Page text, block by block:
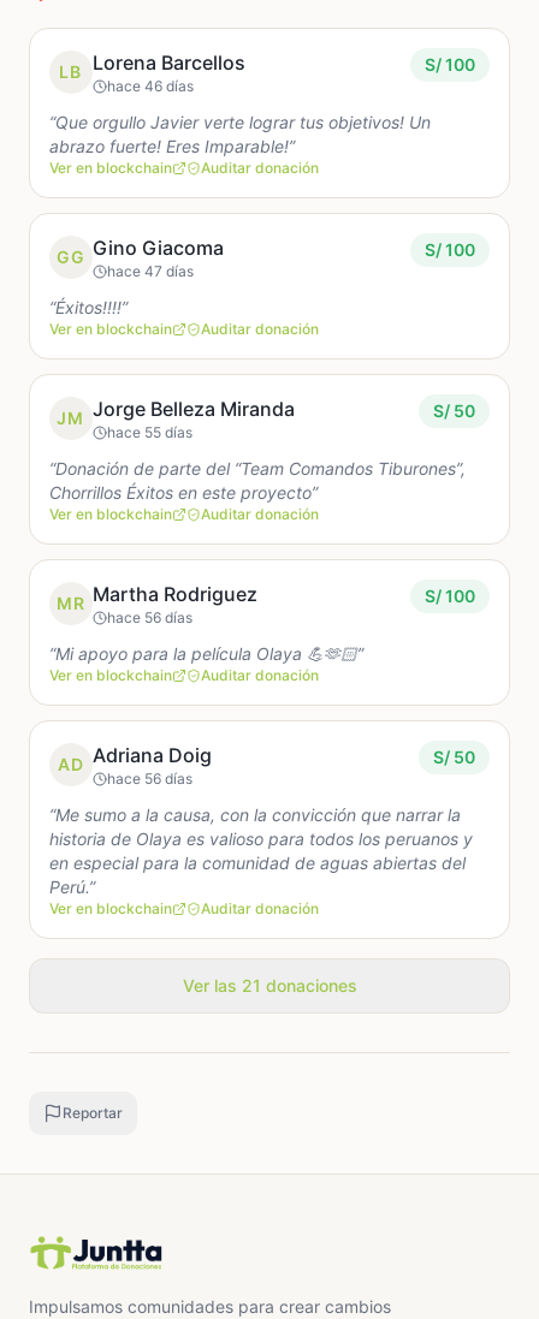
de sonido, colorización, música, marketing y
distribución. Estos procesos son fundamentales
para que Olaya: La Película pueda llegar al público
con la calidad necesaria para emocionar, inspirar y
representar dignamente al cine peruano.
Creemos profundamente que esta película puede
tener un impacto importante en el país. En una
época donde necesitamos más historias que unan
recuerden el poder de la perseverancia y la
identidad peruana, Olaya busca convertirse en una
obra que inspire a jóvenes, familias y futuras
generaciones de cineastas.
Cada aporte, grande o pequeño, significa
muchísimo para nosotros. No solo estarán
ayudando a terminar una película; estarán ayudando
a demostrar que el cine peruano independiente sí
puede salir adelante cuando las personas se unen
detrás de una historia con corazón.
Queremos invitarte a ser parte de este sueño.
Acompáñanos en el último tramo de este viaje y
ayúdanos a llevar Olaya: La Película hasta la
pantalla.
Porque esta historia no solo es nuestra.
También puede ser parte de todos los peruanos.
LB Lorena Barcellos
hace 46 días
S/ 100
“Que orgullo Javier verte lograr tus objetivos! Un
abrazo fuerte! Eres Imparable!”
Ver en blockchain Auditar donación
GG Gino Giacoma
hace 47 días
S/ 100
“Éxitos!!!!”
Ver en blockchain Auditar donación
JM Jorge Belleza Miranda
hace 55 días
S/ 50
“Donación de parte del “Team Comandos Tiburones”,
Chorrillos Éxitos en este proyecto”
Ver en blockchain Auditar donación
MR Martha Rodriguez
hace 56 días
S/ 100
“Mi apoyo para la película Olaya 💪🫶🏻”
Ver en blockchain Auditar donación
AD Adriana Doig
hace 56 días
S/ 50
“Me sumo a la causa, con la convicción que narrar la
historia de Olaya es valioso para todos los peruanos y
en especial para la comunidad de aguas abiertas del
Perú.”
Ver en blockchain Auditar donación
Ver las 21 donaciones
Reportar
Impulsamos comunidades para crear cambios